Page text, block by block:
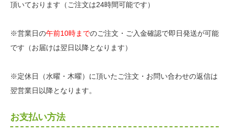
頂いております（ご注文は24時間可能です）
※営業日の午前10時までのご注文・ご入金確認で即日発送が可能
です（お届けは翌日以降となります）
※定休日（水曜・木曜）に頂いたご注文・お問い合わせの返信は
翌営業日以降となります。
お支払い方法